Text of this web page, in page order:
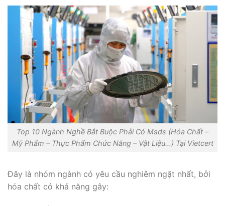
Top 10 Ngành Nghề Bắt Buộc Phải Có Msds (Hóa Chất –
Mỹ Phẩm – Thực Phẩm Chức Năng – Vật Liệu…) Tại Vietcert
Đây là nhóm ngành có yêu cầu nghiêm ngặt nhất, bởi
hóa chất có khả năng gây: